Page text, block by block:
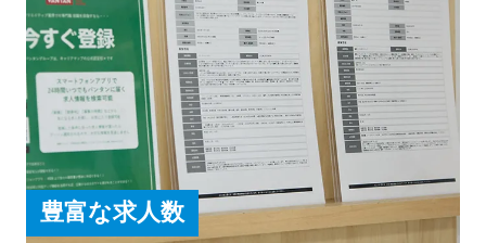
豊富な求人数